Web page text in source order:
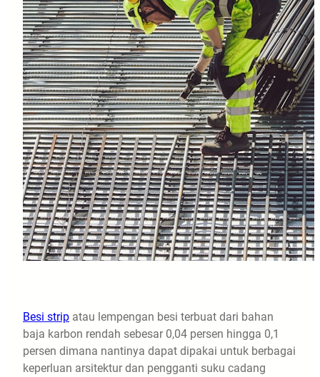
Besi strip atau lempengan besi terbuat dari bahan
baja karbon rendah sebesar 0,04 persen hingga 0,1
persen dimana nantinya dapat dipakai untuk berbagai
keperluan arsitektur dan pengganti suku cadang